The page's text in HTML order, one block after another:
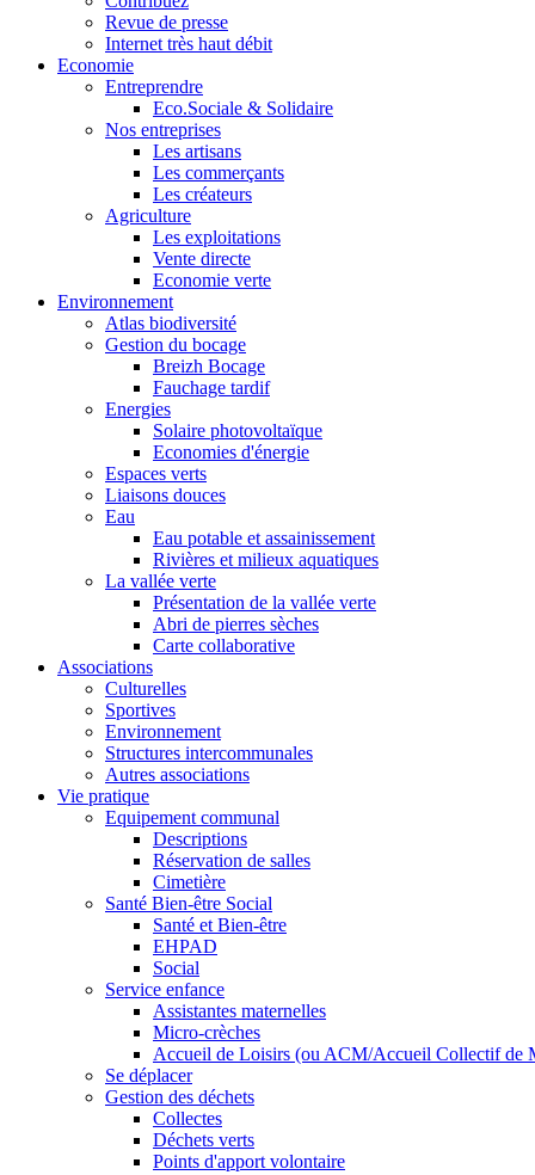
Revue de presse
Internet très haut débit
Economie
Entreprendre
Eco.Sociale & Solidaire
Nos entreprises
Les artisans
Les commerçants
Les créateurs
Agriculture
Les exploitations
Vente directe
Economie verte
Environnement
Atlas biodiversité
Gestion du bocage
Breizh Bocage
Fauchage tardif
Energies
Solaire photovoltaïque
Economies d'énergie
Espaces verts
Liaisons douces
Eau
Eau potable et assainissement
Rivières et milieux aquatiques
La vallée verte
Présentation de la vallée verte
Abri de pierres sèches
Carte collaborative
Associations
Culturelles
Sportives
Environnement
Structures intercommunales
Autres associations
Vie pratique
Equipement communal
Descriptions
Réservation de salles
Cimetière
Santé Bien-être Social
Santé et Bien-être
EHPAD
Social
Service enfance
Assistantes maternelles
Micro-crèches
Accueil de Loisirs (ou ACM/Accueil Collectif de
Se déplacer
Gestion des déchets
Collectes
Déchets verts
Points d'apport volontaire